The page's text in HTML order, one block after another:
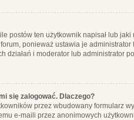
postów ten użytkownik napisał lub
ponieważ ustawia je
działań i moderator lub administrator
się zalogować. Dlaczego?
przez wbudowany formularz
e-maili przez anonimowych